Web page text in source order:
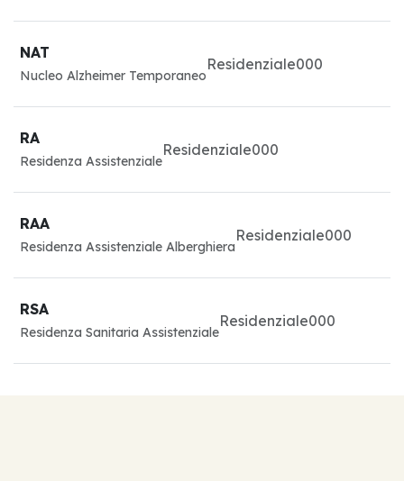
NAT
Nucleo Alzheimer Temporaneo
Residenziale000
RA
Residenza Assistenziale
Residenziale000
RAA
Residenza Assistenziale Alberghiera
Residenziale000
RSA
Residenza Sanitaria Assistenziale
Residenziale000